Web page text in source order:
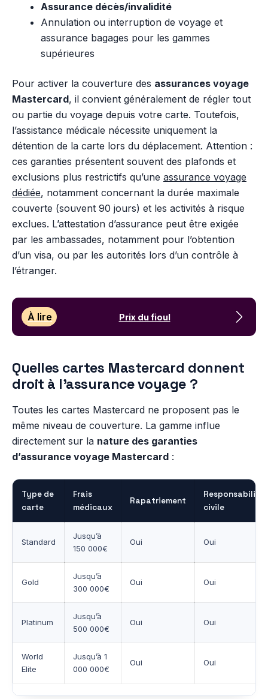
Assurance décès/invalidité
Annulation ou interruption de voyage et
assurance bagages pour les gammes
supérieures
Pour activer la couverture des assurances voyage
Mastercard, il convient généralement de régler tout
ou partie du voyage depuis votre carte. Toutefois,
l’assistance médicale nécessite uniquement la
détention de la carte lors du déplacement. Attention :
ces garanties présentent souvent des plafonds et
exclusions plus restrictifs qu’une assurance voyage
dédiée, notamment concernant la durée maximale
couverte (souvent 90 jours) et les activités à risque
exclues. L’attestation d’assurance peut être exigée
par les ambassades, notamment pour l’obtention
d’un visa, ou par les autorités lors d’un contrôle à
l’étranger.
À lire Prix du fioul
Quelles cartes Mastercard donnent
droit à l’assurance voyage ?
Toutes les cartes Mastercard ne proposent pas le
même niveau de couverture. La gamme influe
directement sur la nature des garanties
d’assurance voyage Mastercard :
Type de
carte
Frais
médicaux
Rapatriement
Responsabilité
civile
Standard
Jusqu’à
150 000€
Oui Oui
Gold
Jusqu’à
300 000€
Oui Oui
Platinum
Jusqu’à
500 000€
Oui Oui
World
Elite
Jusqu’à 1
000 000€
Oui Oui